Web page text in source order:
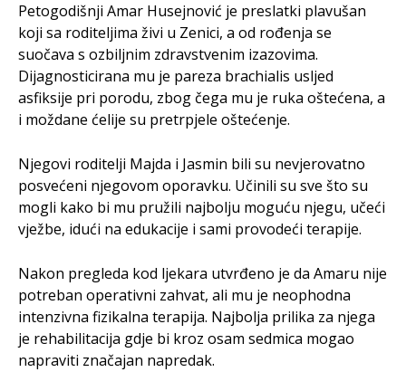
Petogodišnji Amar Husejnović je preslatki plavušan
koji sa roditeljima živi u Zenici, a od rođenja se
suočava s ozbiljnim zdravstvenim izazovima.
Dijagnosticirana mu je pareza brachialis usljed
asfiksije pri porodu, zbog čega mu je ruka oštećena, a
i moždane ćelije su pretrpjele oštećenje.
Njegovi roditelji Majda i Jasmin bili su nevjerovatno
posvećeni njegovom oporavku. Učinili su sve što su
mogli kako bi mu pružili najbolju moguću njegu, učeći
vježbe, idući na edukacije i sami provodeći terapije.
Nakon pregleda kod ljekara utvrđeno je da Amaru nije
potreban operativni zahvat, ali mu je neophodna
intenzivna fizikalna terapija. Najbolja prilika za njega
je rehabilitacija gdje bi kroz osam sedmica mogao
napraviti značajan napredak.